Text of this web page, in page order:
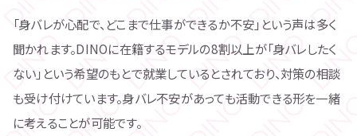
「身バレが心配で、どこまで仕事ができるか不安」という声は多く
聞かれます。DINOに在籍するモデルの8割以上が「身バレしたく
ない」という希望のもとで就業しているとされており、対策の相談
も受け付けています。身バレ不安があっても活動できる形を一緒
に考えることが可能です。